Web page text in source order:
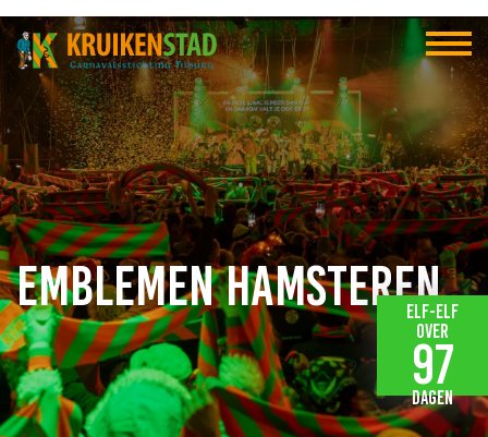
Emblemen hamsteren
Elf-elf
over
97
dagen